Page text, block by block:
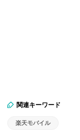
関連キーワード
楽天モバイル